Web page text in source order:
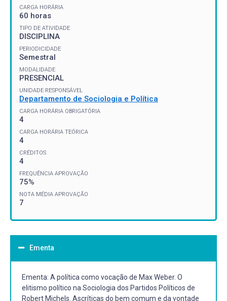
CARGA HORÁRIA
60 horas
TIPO DE ATIVIDADE
DISCIPLINA
PERIODICIDADE
Semestral
MODALIDADE
PRESENCIAL
UNIDADE RESPONSÁVEL
Departamento de Sociologia e Política
CARGA HORÁRIA OBRIGATÓRIA
4
CARGA HORÁRIA TEÓRICA
4
CRÉDITOS
4
FREQUÊNCIA APROVAÇÃO
75%
NOTA MÉDIA APROVAÇÃO
7
Ementa
Ementa: A política como vocação de Max Weber. O
elitismo político na Sociologia dos Partidos Políticos de
Robert Michels. Ascríticas do bem comum e da vontade